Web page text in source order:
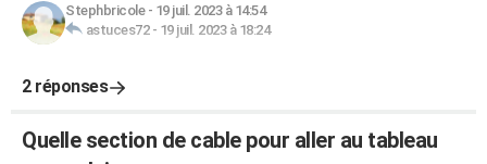
Stephbricole- 19 juil. 2023 à 14:54
astuces72- 19 juil. 2023 à 18:24
2 réponses
Quelle section de cable pour aller au tableau